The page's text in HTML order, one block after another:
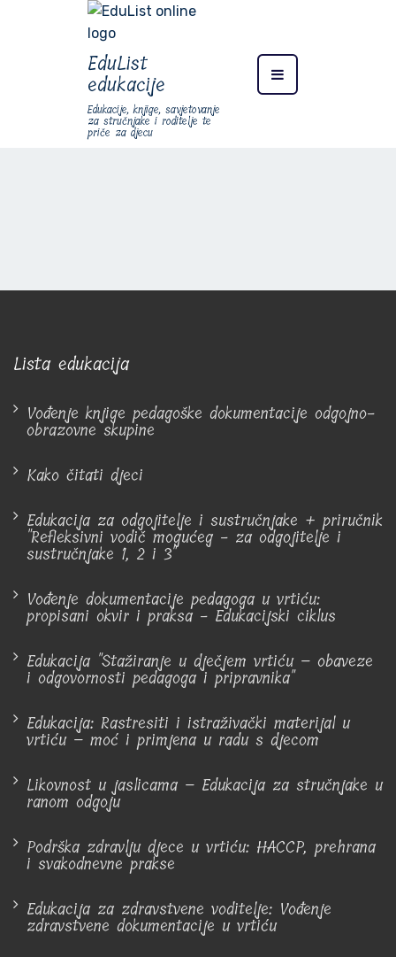
EduList
edukacije
Edukacije, knjige, savjetovanje
za stručnjake i roditelje te
priče za djecu
Lista edukacija
Vođenje knjige pedagoške dokumentacije odgojno-
obrazovne skupine
Kako čitati djeci
Edukacija za odgojitelje i sustručnjake + priručnik
"Refleksivni vodič mogućeg - za odgojitelje i
sustručnjake 1, 2 i 3"
Vođenje dokumentacije pedagoga u vrtiću:
propisani okvir i praksa - Edukacijski ciklus
Edukacija "Stažiranje u dječjem vrtiću – obaveze
i odgovornosti pedagoga i pripravnika"
Edukacija: Rastresiti i istraživački materijal u
vrtiću – moć i primjena u radu s djecom
Likovnost u jaslicama – Edukacija za stručnjake u
ranom odgoju
Podrška zdravlju djece u vrtiću: HACCP, prehrana
i svakodnevne prakse
Edukacija za zdravstvene voditelje: Vođenje
zdravstvene dokumentacije u vrtiću